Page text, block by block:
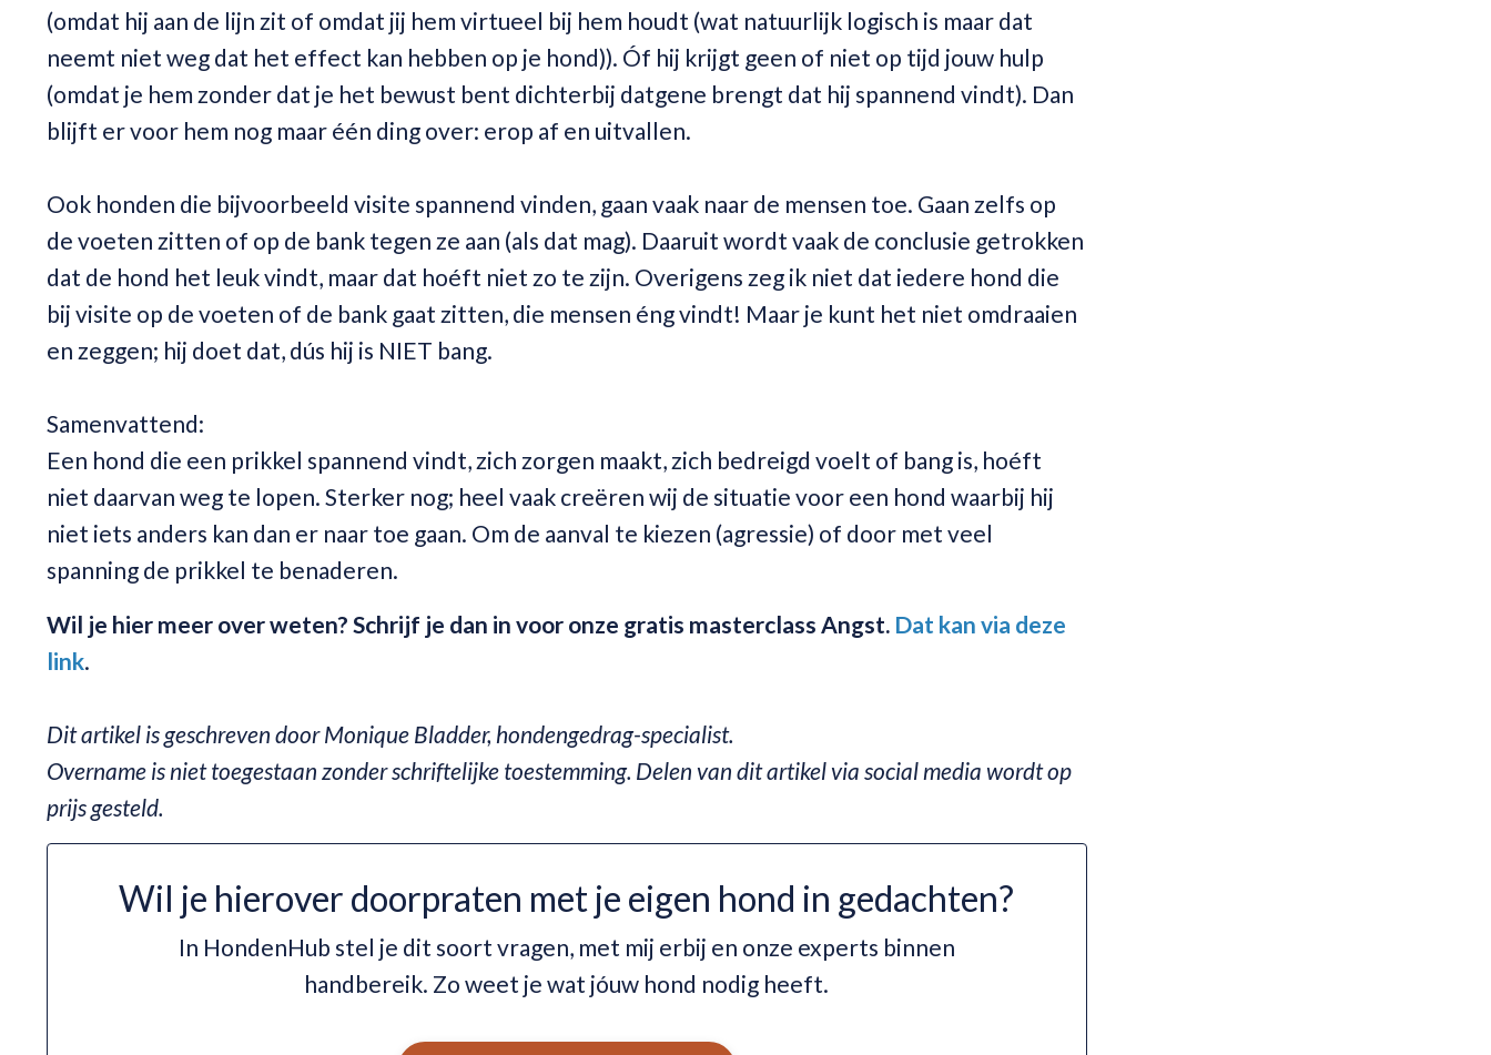
(omdat hij aan de lijn zit of omdat jij hem virtueel bij hem houdt (wat natuurlijk logisch is maar dat
neemt niet weg dat het effect kan hebben op je hond)). Óf hij krijgt geen of niet op tijd jouw hulp
(omdat je hem zonder dat je het bewust bent dichterbij datgene brengt dat hij spannend vindt). Dan
blijft er voor hem nog maar één ding over: erop af en uitvallen.
Ook honden die bijvoorbeeld visite spannend vinden, gaan vaak naar de mensen toe. Gaan zelfs op
de voeten zitten of op de bank tegen ze aan (als dat mag). Daaruit wordt vaak de conclusie getrokken
dat de hond het leuk vindt, maar dat hoéft niet zo te zijn. Overigens zeg ik niet dat iedere hond die
bij visite op de voeten of de bank gaat zitten, die mensen éng vindt! Maar je kunt het niet omdraaien
en zeggen; hij doet dat, dús hij is NIET bang.
Samenvattend:
Een hond die een prikkel spannend vindt, zich zorgen maakt, zich bedreigd voelt of bang is, hoéft
niet daarvan weg te lopen. Sterker nog; heel vaak creëren wij de situatie voor een hond waarbij hij
niet iets anders kan dan er naar toe gaan. Om de aanval te kiezen (agressie) of door met veel
spanning de prikkel te benaderen.
Wil je hier meer over weten? Schrijf je dan in voor onze gratis masterclass Angst. Dat kan via deze
link.
Dit artikel is geschreven door Monique Bladder, hondengedrag-specialist.
Overname is niet toegestaan zonder schriftelijke toestemming. Delen van dit artikel via social media wordt op
prijs gesteld.
Wil je hierover doorpraten met je eigen hond in gedachten?
In HondenHub stel je dit soort vragen, met mij erbij en onze experts binnen
handbereik. Zo weet je wat jóuw hond nodig heeft.